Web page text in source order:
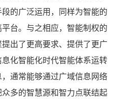
的广泛运用，同样为智能的
台。与之相应，智能制权的
出了更高要求、提供了更广
化智能化时代智能体系运转
通常能够通过广域信息网络
多的智慧源和智力点联结起